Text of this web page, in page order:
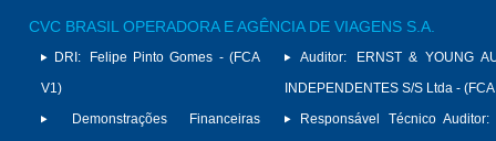
CVC BRASIL OPERADORA E AGÊNCIA DE VIAGENS S.A.
DRI:
Felipe Pinto Gomes - (FCA
V1)
Demonstrações Financeiras
Auditor:
ERNST & YOUNG
INDEPENDENTES S/S Ltda -
Responsável Técnico Auditor: